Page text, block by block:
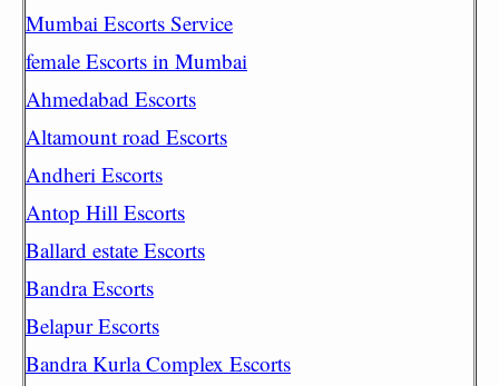
Mumbai Escorts Service
female Escorts in Mumbai
Ahmedabad Escorts
Altamount road Escorts
Andheri Escorts
Antop Hill Escorts
Ballard estate Escorts
Bandra Escorts
Belapur Escorts
Bandra Kurla Complex Escorts